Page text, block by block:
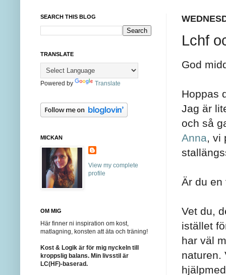
Lchf
God
Hoppas
Jag är
och så
Anna, vi
Är du en
Vet du,
istället
har väl
naturen.
SEARCH THIS BLOG
TRANSLATE
Powered by Translate
MICKAN
View my complete
profile
OM MIG
Här finner ni inspiration om kost,
matlagning, konsten att äta och träning!
Kost & Logik är för mig nyckeln till
kroppslig balans. Min livsstil är
LC(HF)-baserad.